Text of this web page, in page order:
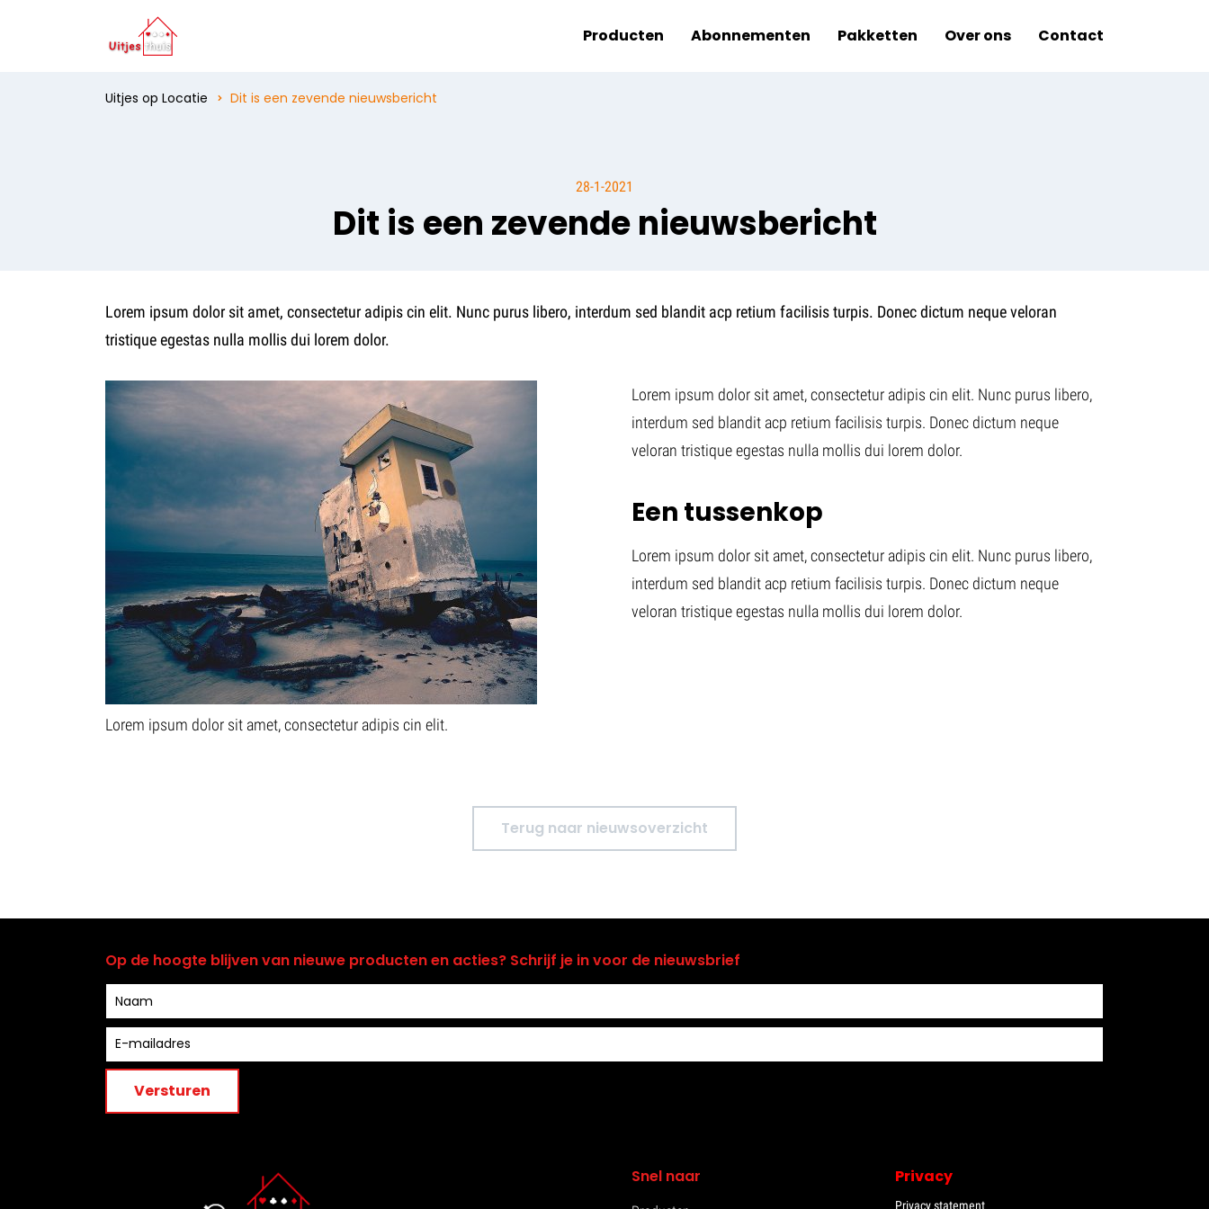
Producten Abonnementen Pakketten Over ons Contact
Uitjes op Locatie Dit is een zevende nieuwsbericht
28-1-2021
Dit is een zevende nieuwsbericht
Lorem ipsum dolor sit amet, consectetur adipis cin elit. Nunc purus libero, interdum sed blandit acp retium facilisis turpis. Donec dictum neque veloran
tristique egestas nulla mollis dui lorem dolor.
Lorem ipsum dolor sit amet, consectetur adipis cin elit.
Lorem ipsum dolor sit amet, consectetur adipis cin elit. Nunc purus libero,
interdum sed blandit acp retium facilisis turpis. Donec dictum neque
veloran tristique egestas nulla mollis dui lorem dolor.
Een tussenkop
Lorem ipsum dolor sit amet, consectetur adipis cin elit. Nunc purus libero,
interdum sed blandit acp retium facilisis turpis. Donec dictum neque
veloran tristique egestas nulla mollis dui lorem dolor.
Terug naar nieuwsoverzicht
Op de hoogte blijven van nieuwe producten en acties? Schrijf je in voor de nieuwsbrief
Versturen
Snel naar Privacy
Privacy statement